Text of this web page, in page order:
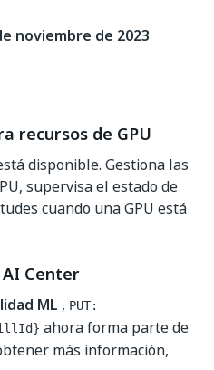
noviembre de 2023
recursos de GPU
disponible. Gestiona las
supervisa el estado de
cuando una GPU está
Center
ML , PUT:
ahora forma parte de
más información,